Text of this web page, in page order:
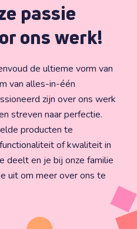
passie
ons werk!
de ultieme vorm van
van alles-in-één
zijn over ons werk
streven naar perfectie.
producten te
of kwaliteit in
deelt en je bij onze familie
uit om meer over ons te